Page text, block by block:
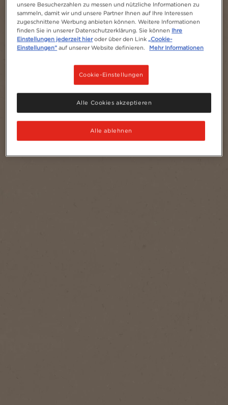
Portion(en)1
unsere Besucherzahlen zu messen und nützliche Informationen zu
sammeln, damit wir und unsere Partner Ihnen auf Ihre Interessen
zugeschnittene Werbung anbieten können. Weitere Informationen
finden Sie in unserer Datenschutzerklärung. Sie können Ihre
Einstellungen jederzeit hieroder über den Link„Cookie-
Einstellungen“ auf unserer Website definieren. Mehr Informationen
Cookie-Einstellungen
Alle ablehnen
Alle Cookies akzeptieren